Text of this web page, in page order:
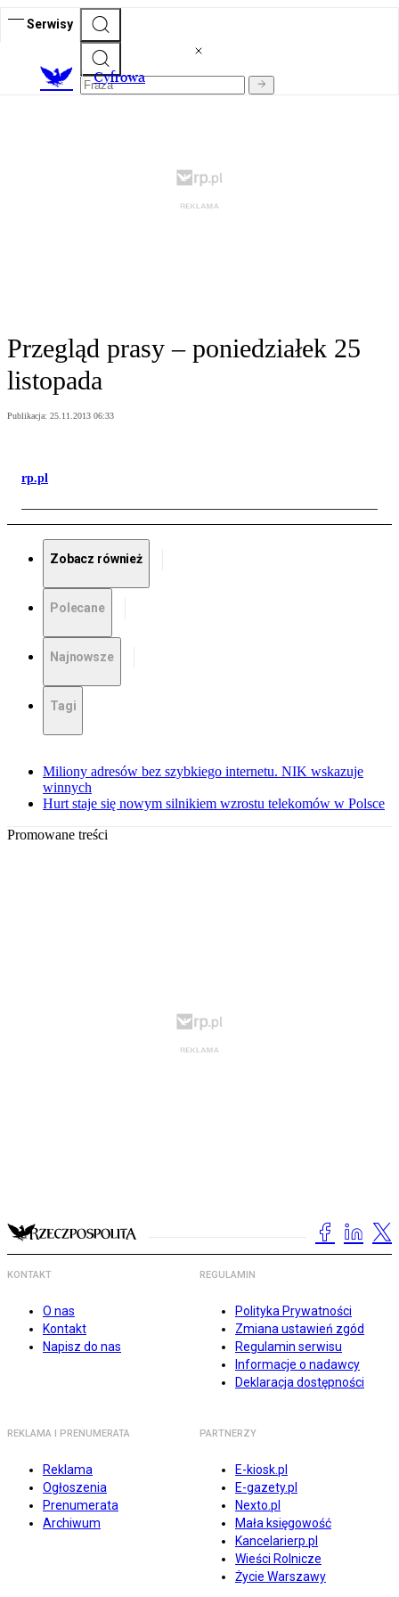
Serwisy
Cyfrowa
Przegląd prasy – poniedziałek 25
listopada
Publikacja: 25.11.2013 06:33
rp.pl
Zobacz również
Polecane
Najnowsze
Tagi
Miliony adresów bez szybkiego internetu. NIK wskazuje
winnych
Hurt staje się nowym silnikiem wzrostu telekomów w Polsce
Promowane treści
KONTAKT
O nas
Kontakt
Napisz do nas
REGULAMIN
Polityka Prywatności
Zmiana ustawień zgód
Regulamin serwisu
Informacje o nadawcy
Deklaracja dostępności
REKLAMA I PRENUMERATA
Reklama
Ogłoszenia
Prenumerata
Archiwum
PARTNERZY
E-kiosk.pl
E-gazety.pl
Nexto.pl
Mała księgowość
Kancelarierp.pl
Wieści Rolnicze
Życie Warszawy